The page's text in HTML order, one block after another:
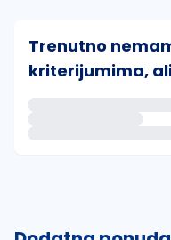
Trenutno
kriterijumima,